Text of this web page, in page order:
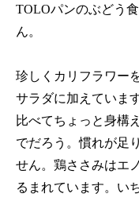
TOLOパンのぶどう
ん。
珍しくカリフラワー
サラダに加えていま
比べてちょっと身構
でだろう。慣れが足
せん。鶏ささみはエ
るまれています。い